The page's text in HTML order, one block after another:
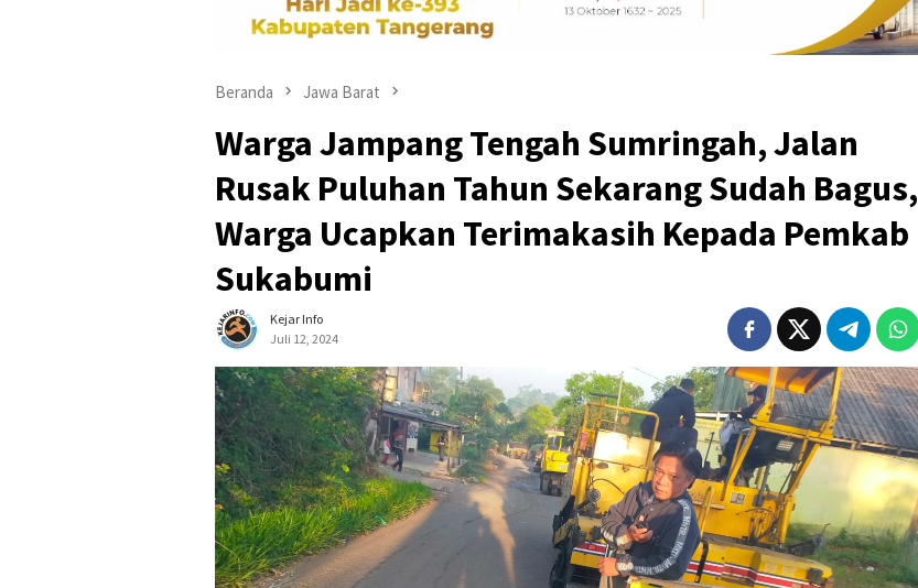
Beranda Jawa Barat
Warga Jampang Tengah Sumringah, Jalan
Rusak Puluhan Tahun Sekarang Sudah Bagus,
Warga Ucapkan Terimakasih Kepada Pemkab
Sukabumi
Kejar Info
Juli 12, 2024